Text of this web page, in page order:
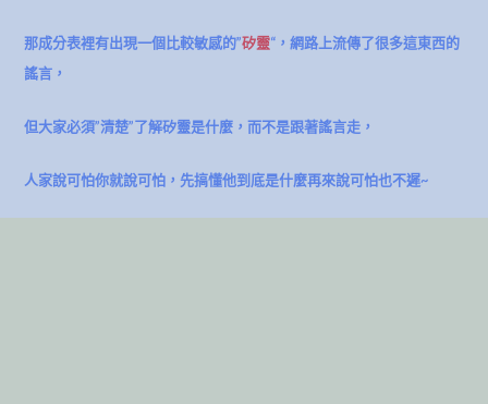
那成分表裡有出現一個比較敏感的”矽靈“，網路上流傳了很多這東西的
謠言，
但大家必須”清楚”了解矽靈是什麼，而不是跟著謠言走，
人家說可怕你就說可怕，先搞懂他到底是什麼再來說可怕也不遲~